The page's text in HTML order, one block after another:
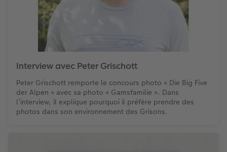
Interview avec Peter Grischott
Peter Grischott remporte le concours photo « Die Big Five
der Alpen » avec sa photo « Gamsfamilie ». Dans
l’interview, il explique pourquoi il préfère prendre des
photos dans son environnement des Grisons.